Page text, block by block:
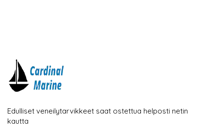
Edulliset veneilytarvikkeet saat ostettua helposti netin
kautta